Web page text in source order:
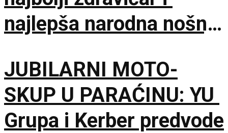
najlepša narodna nošnja
JUBILARNI MOTO-
SKUP U PARAĆINU: YU
Grupa i Kerber predvode